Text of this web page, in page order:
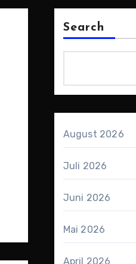
Search
August 2026
Juli 2026
Juni 2026
Mai 2026
April 2026